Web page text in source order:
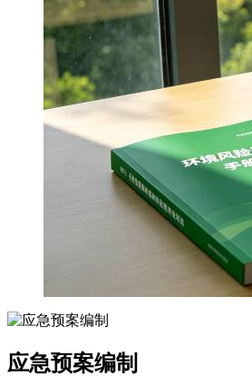
应急预案编制